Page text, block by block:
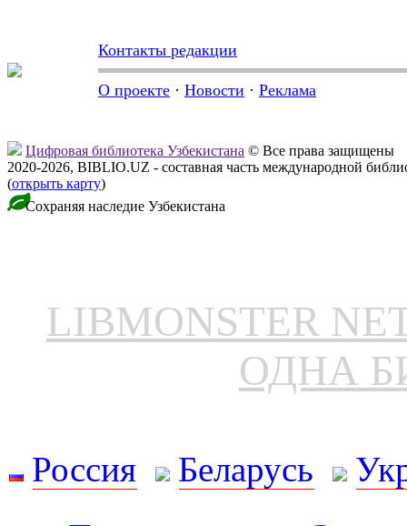
Контакты редакции
О проекте · Новости · Реклама
Цифровая библиотека Узбекистана © Все права защищены
2020-2026, BIBLIO.UZ - составная часть международной
(открыть карту)
Сохраняя наследие Узбекистана
LIBMONSTER
ОДНА
Россия Беларусь